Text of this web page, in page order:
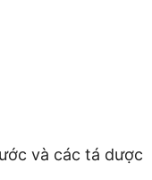
và các tá dược